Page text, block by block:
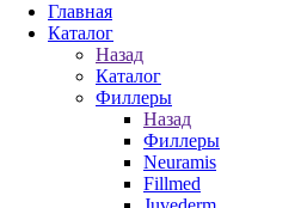
Главная
Каталог
Назад
Каталог
Филлеры
Назад
Филлеры
Neuramis
Fillmed